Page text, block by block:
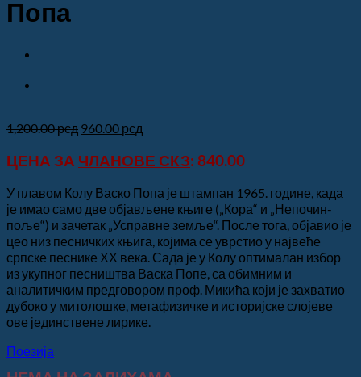
Попа
1,200.00рсд Оригинална
је
1,200.00 рсд.
960.00 рсд
је:
ЦЕНА ЗА ЧЛАНОВЕ СКЗ: 840.00
У плавом Колу Васко Попа је штампан 1965. године, када
је имао само две објављене књиге („Кора“ и „Непочин-
поље“) и зачетак „Усправне земље“. После тога, објавио је
цео низ песничких књига, којима се уврстио у највеће
српске песнике ХХ века. Сада је у Колу оптималан избор
из укупног песништва Васка Попе, са обимним и
аналитичким предговором проф. Микића који је захватио
дубоко у митолошке, метафизичке и историјске слојеве
ове јединствене лирике.
Поезија